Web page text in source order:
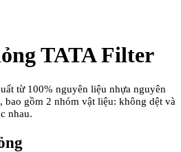
TATA Filter
từ ​​100% nguyên liệu nhựa nguyên
bao gồm 2 nhóm vật liệu: không dệt và
nhau.